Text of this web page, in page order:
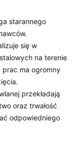
starannego
się w
na terenie
prac ma ogromny
przekładają
oraz trwałość
odpowiedniego